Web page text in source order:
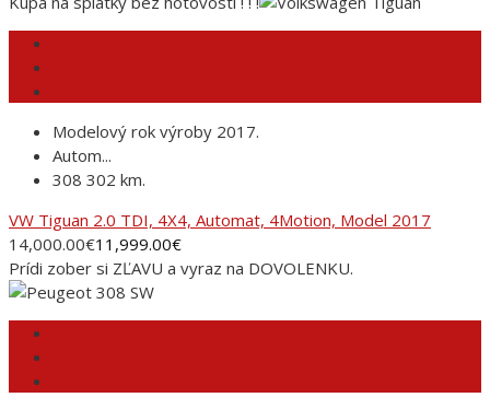
Modelový rok výroby 2017.
Autom...
308 302 km.
VW Tiguan 2.0 TDI, 4X4, Automat, 4Motion, Model 2017
14,000.00€11,999.00€
Prídi zober si ZĽAVU a vyraz na DOVOLENKU.